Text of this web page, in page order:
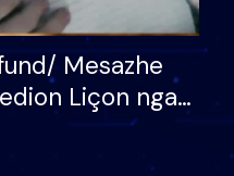
Mesazhe
Liçon nga
moderatori
Nuk meritoj…